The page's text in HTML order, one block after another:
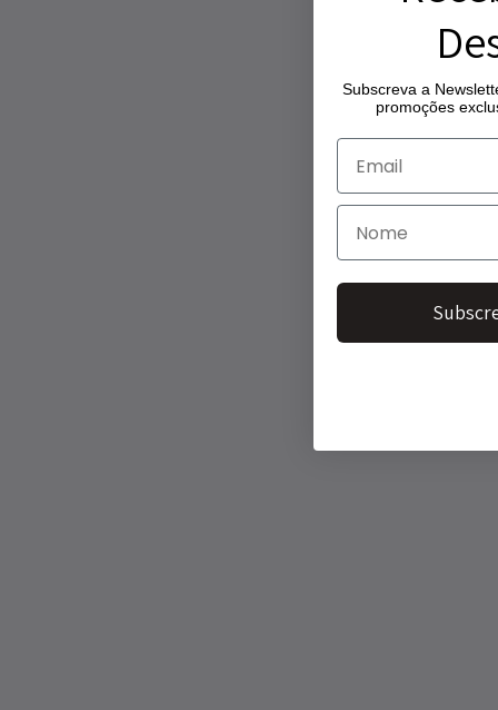
Subscreva a
promoções